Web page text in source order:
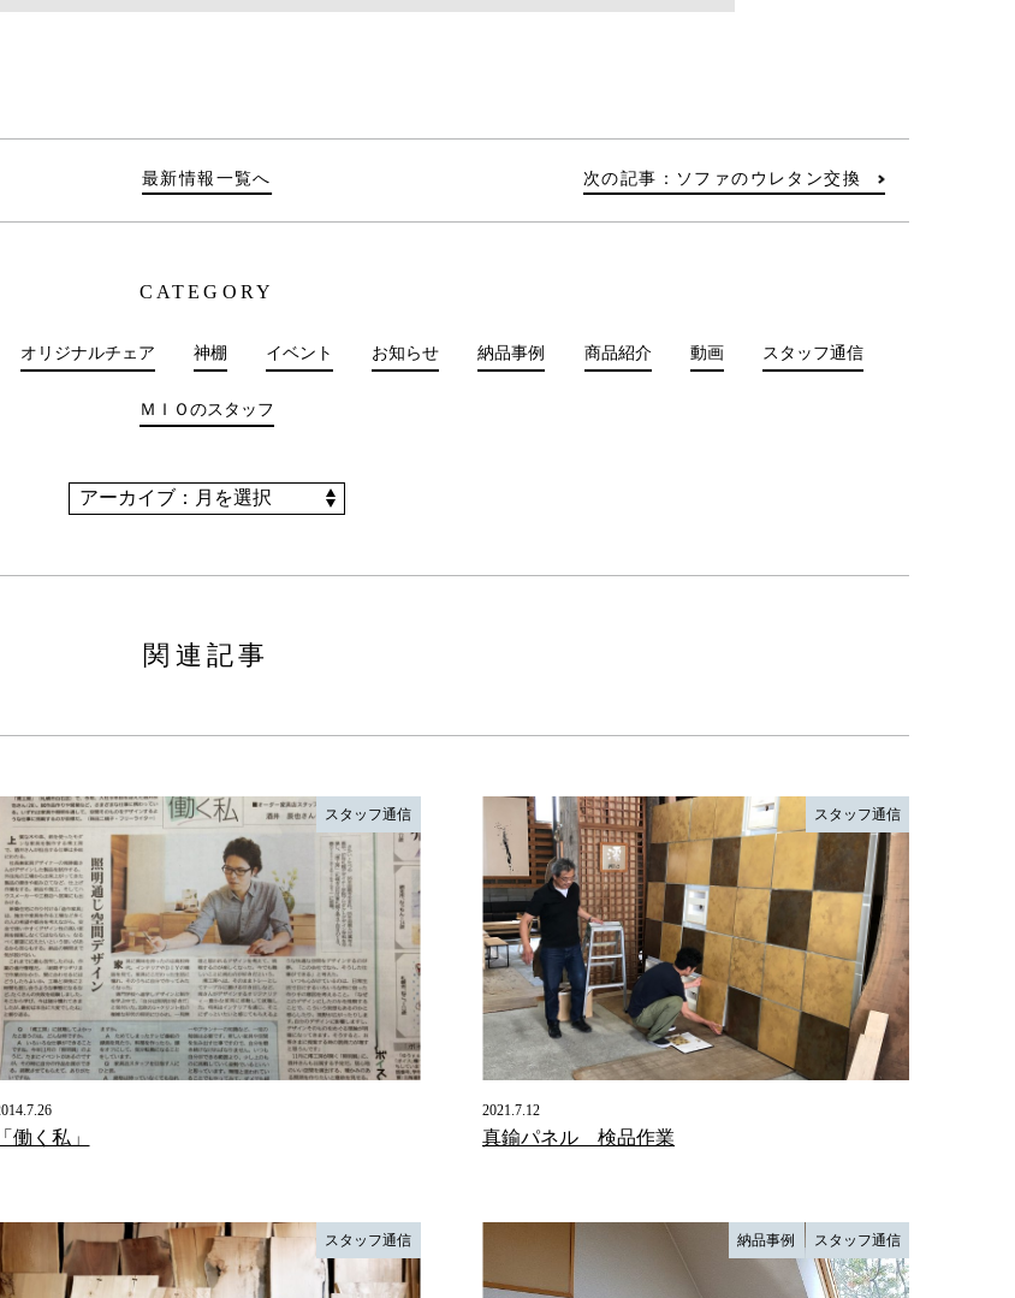
最新情報一覧へ 次の記事：ソファのウレタン交換
CATEGORY
オリジナルチェア 神棚 イベント お知らせ 納品事例 商品紹介 動画 スタッフ通信
ＭＩＯのスタッフ
関連記事
スタッフ通信
「働く私」
スタッフ通信
2021.7.12
真鍮パネル 検品作業
スタッフ通信 納品事例 スタッフ通信